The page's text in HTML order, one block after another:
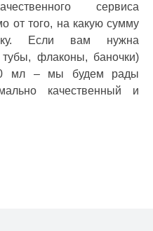
сервиса
от того, на какую сумму
Если вам нужна
флаконы, баночки)
мл – мы будем рады
качественный и